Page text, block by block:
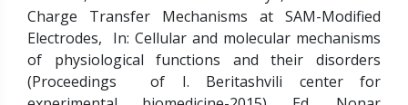
Charge Transfer Mechanisms at SAM-Modified
Electrodes, In: Cellular and molecular mechanisms
of physiological functions and their disorders
(Proceedings of I. Beritashvili center for